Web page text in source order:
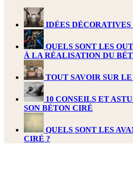
IDÉES
QUELS SONT LES
À LA RÉALISATION DU
TOUT SAVOIR SUR
10 CONSEILS ET
SON BÉTON CIRÉ
QUELS SONT LES
CIRÉ ?